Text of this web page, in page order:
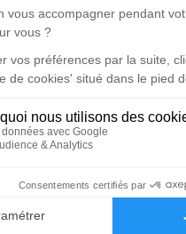
part
08 mars 2023 à
de Beaufort-en-Anjou
Beaufort-en-Anjou